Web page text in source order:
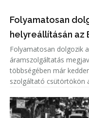
Folyamatosan
helyreállításán az
Folyamatosan dolgozik
áramszolgáltatás
többségében már
szolgáltató csütörtökön